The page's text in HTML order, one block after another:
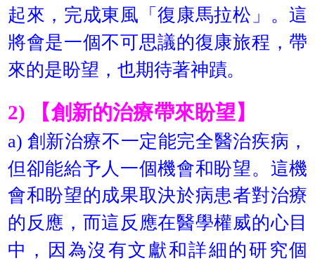
起來，完成東風「復康馬拉松」。這
將會是一個不可思議的復康旅程，帶
來的是盼望，也期待著神蹟。
2) 【創新的治療帶來盼望】
a) 創新治療不一定能完全醫治疾病，
但卻能給予人一個機會和盼望。這機
會和盼望的成果取決於病患者對治療
的反應，而這反應在醫學權威的心目
中，因為沒有文獻和詳細的研究個